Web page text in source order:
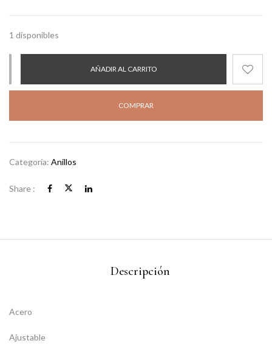
1 disponibles
AÑADIR AL CARRITO
COMPRAR
Categoría: Anillos
Share :
Descripción
Acero
Ajustable